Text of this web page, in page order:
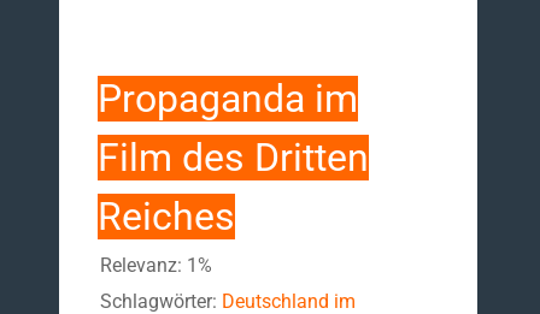
Propaganda im
Film des Dritten
Reiches
Relevanz: 1%
Schlagwörter: Deutschland im